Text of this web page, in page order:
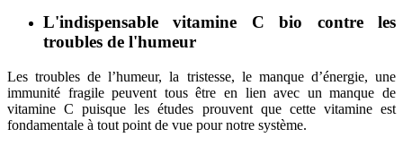
L'indispensable vitamine C bio contre les
troubles de l'humeur
Les troubles de l’humeur, la tristesse, le manque d’énergie, une
immunité fragile peuvent tous être en lien avec un manque de
vitamine C puisque les études prouvent que cette vitamine est
fondamentale à tout point de vue pour notre système.